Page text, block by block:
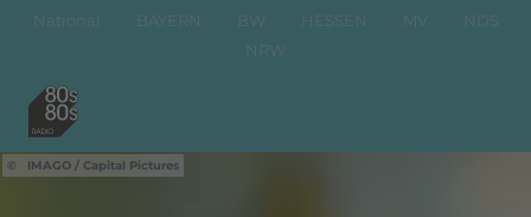
National BAYERN BW HESSEN MV
NDS
NRW
IMAGO / Capital Pictures